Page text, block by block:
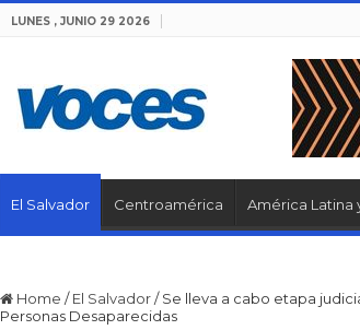
LUNES , JUNIO 29 2026
El Salvador Centroamérica América Latina
Home / El Salvador/ Se lleva a cabo etapa
Personas Desaparecidas